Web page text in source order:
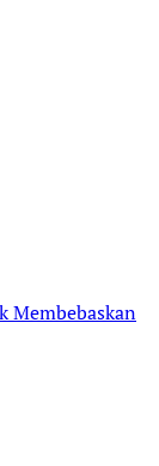
Membebaskan